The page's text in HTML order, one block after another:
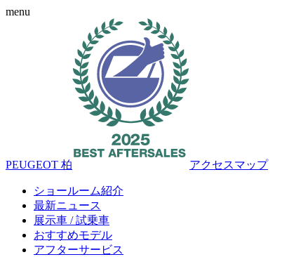
menu
PEUGEOT 柏 アクセスマップ
ショールーム紹介
最新ニュース
展示車 / 試乗車
おすすめモデル
アフターサービス